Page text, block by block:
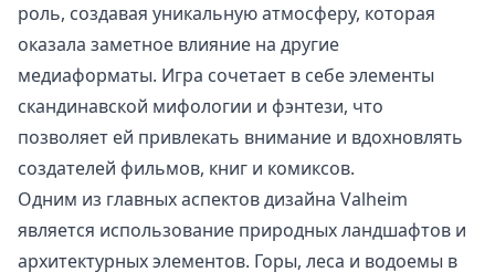
роль, создавая уникальную атмосферу, которая
оказала заметное влияние на другие
медиаформаты. Игра сочетает в себе элементы
скандинавской мифологии и фэнтези, что
позволяет ей привлекать внимание и вдохновлять
создателей фильмов, книг и комиксов.
Одним из главных аспектов дизайна Valheim
является использование природных ландшафтов и
архитектурных элементов. Горы, леса и водоемы в